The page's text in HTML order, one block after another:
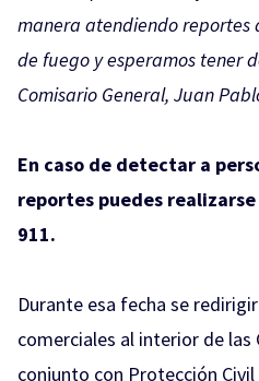
manera atendiendo reportes
de fuego y esperamos tener
Comisario General, Juan
En caso de detectar a
reportes puedes
911.
Durante esa fecha se
comerciales al interior de las
conjunto con Protección